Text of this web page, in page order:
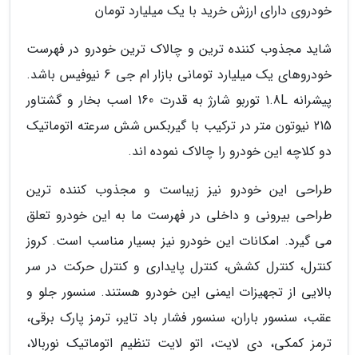
خودروی دارای ارزش خرید با یک میلیارد تومان
شاید مجذوب کننده ترین و چالاک ترین خودرو در فهرست
خودروهای یک میلیارد تومانی بازار ام جی 6 نیوفیس باشد.
پیشرانه 1.8L توربو شارژ به قدرت 160 اسب بخار و گشتاور
215 نیوتون متر در ترکیب با گیربکس شش سرعته اتوماتیک
دو کلاچه این خودرو را چالاک نموده اند.
طراحی این خودرو نیز زیباست و مجذوب کننده ترین
طراحی بیرونی و داخلی در فهرست ما به این خودرو تعلق
می گیرد. امکانات این خودرو نیز بسیار مناسب است. کروز
کنترل، کنترل کشش، کنترل پایداری و کنترل حرکت در سر
بالایی از تجهیزات ایمنی این خودرو هستند. سنسور جلو و
عقب، سنسور باران، سنسور فشار باد تایر، ترمز پارک برقی،
ترمز کمکی، دی لایت، اتو لایت تنظیم اتوماتیک نوربالا،